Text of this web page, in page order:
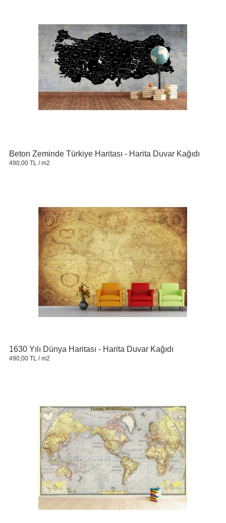
Beton Zeminde Türkiye Haritası - Harita Duvar Kağıdı
490,00 TL / m2
1630 Yılı Dünya Haritası - Harita Duvar Kağıdı
490,00 TL / m2